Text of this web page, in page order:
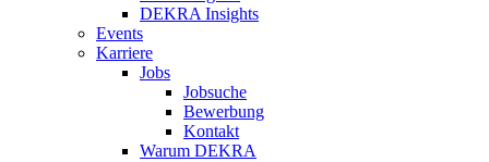
DEKRA Insights
Events
Karriere
Jobs
Jobsuche
Bewerbung
Kontakt
Warum DEKRA